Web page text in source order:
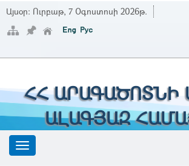
Այսօր: Ուրբաթ, 7 Օգոստոսի 2026թ.
ՀՀ ԱՐԱԳԱԾՈՏՆԻ
ԱԼԱԳՅԱԶ